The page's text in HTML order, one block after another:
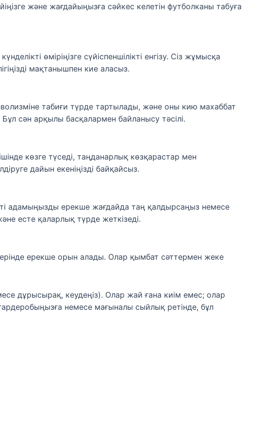
және жағдайыңызға сәйкес келетін футболканы табуға
өміріңізге сүйіспеншілікті енгізу. Сіз жұмысқа
мақтанышпен кие аласыз.
табиғи түрде тартылады, және оны кию махаббат
сән арқылы басқалармен байланысу тәсілі.
көзге түседі, таңданарлық көзқарастар мен
дайын екеніңізді байқайсыз.
адамыңызды ерекше жағдайда таң қалдырсаңыз немесе
есте қаларлық түрде жеткізеді.
ерекше орын алады. Олар қымбат сәттермен жеке
дұрысырақ, кеудеңіз). Олар жай ғана киім емес; олар
гардеробыңызға немесе мағыналы сыйлық ретінде, бұл